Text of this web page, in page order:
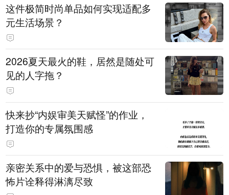
这件极简时尚单品如何实现适配多
元生活场景？
2026夏天最火的鞋，居然是随处可
见的人字拖？
快来抄“内娱审美天赋怪”的作业，
打造你的专属氛围感
亲密关系中的爱与恐惧，被这部恐
怖片诠释得淋漓尽致